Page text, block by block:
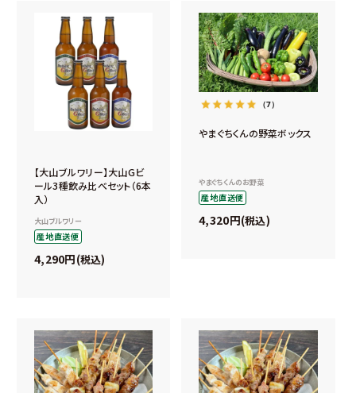
【大山ブルワリー】大山Gビ
ール3種飲み比べセット（6本
入）
大山ブルワリー
産地直送便
4,290 税込
（7）
やまぐちくんの野菜ボックス
やまぐちくんのお野菜
産地直送便
4,320 税込